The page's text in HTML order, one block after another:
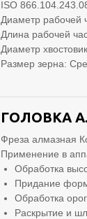
ISO
Диаметр рабочей
Длина рабочей
Диаметр
Размер зерна:
ГОЛОВКА
Фреза алмазная
Применение в
Обработка
Придание
Обработка
Раскрытие и